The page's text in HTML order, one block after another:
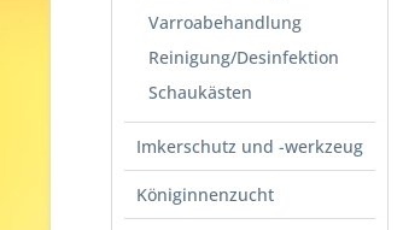
Varroabehandlung
Reinigung/Desinfektion
Schaukästen
Imkerschutz und -werkzeug
Königinnenzucht